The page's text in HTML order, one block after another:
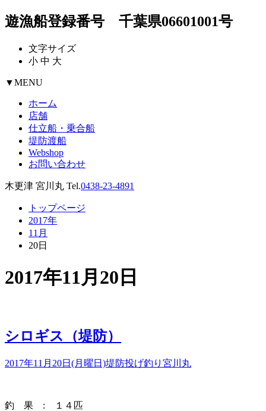
遊漁船登録番号 千葉県06601001号
文字サイズ
小 中 大
▼MENU
ホーム
店舗
仕立船・乗合船
堤防渡船
Webshop
お問い合わせ
木更津 宮川丸 Tel.0438-23-4891
トップページ
2017年
11月
20日
2017年11月20日
シロギス（堤防）
2017年11月20日(月曜日)堤防投げ釣り 宮川丸
釣 果 : １４匹